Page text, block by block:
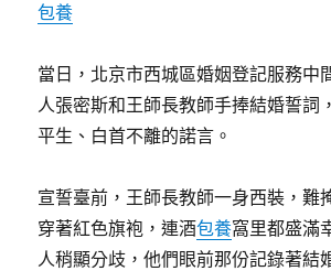
包養
當日，北京市西城區婚姻登記服務中
人張密斯和王師長教師手捧結婚誓詞
平生、白首不離的諾言。
宣誓臺前，王師長教師一身西裝，難
穿著紅色旗袍，連酒包養窩里都盛滿
人稍顯分歧，他們眼前那份記錄著結